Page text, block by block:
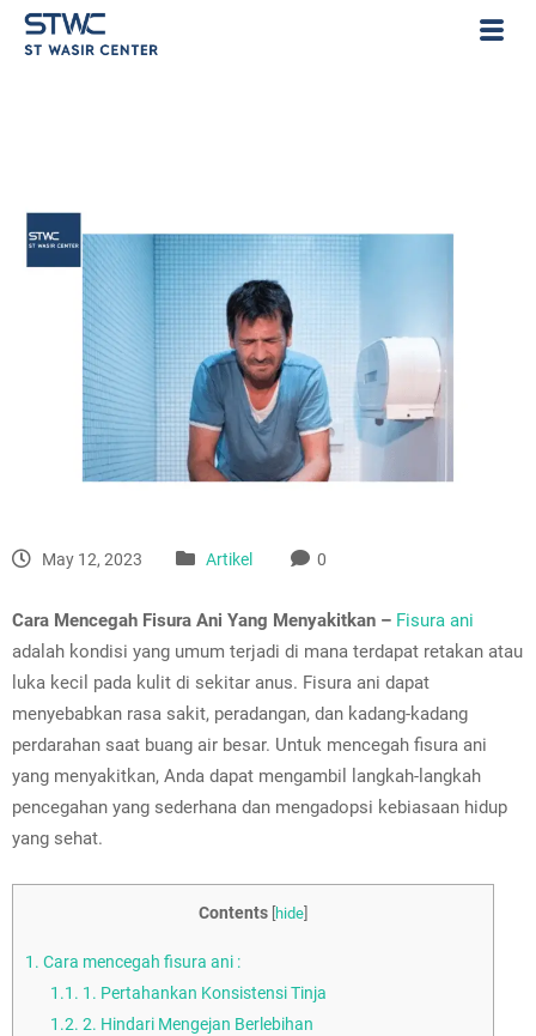
May 12, 2023 Artikel 0
Cara Mencegah Fisura Ani Yang Menyakitkan – Fisura ani
adalah kondisi yang umum terjadi di mana terdapat retakan atau
luka kecil pada kulit di sekitar anus. Fisura ani dapat
menyebabkan rasa sakit, peradangan, dan kadang-kadang
perdarahan saat buang air besar. Untuk mencegah fisura ani
yang menyakitkan, Anda dapat mengambil langkah-langkah
pencegahan yang sederhana dan mengadopsi kebiasaan hidup
yang sehat.
Contents hide
1. Cara mencegah fisura ani :
1.1. 1. Pertahankan Konsistensi Tinja
1.2. 2. Hindari Mengejan Berlebihan